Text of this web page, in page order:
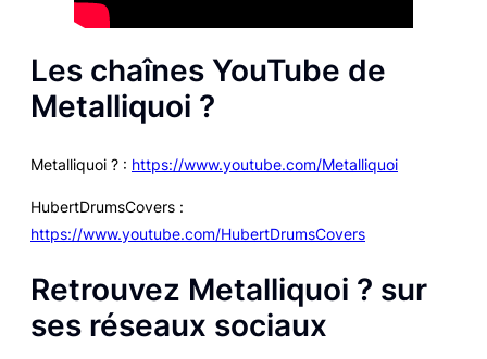
Les chaînes YouTube de
Metalliquoi ?
Metalliquoi ? : https://www.youtube.com/Metalliquoi
HubertDrumsCovers :
https://www.youtube.com/HubertDrumsCovers
Retrouvez Metalliquoi ? sur
ses réseaux sociaux